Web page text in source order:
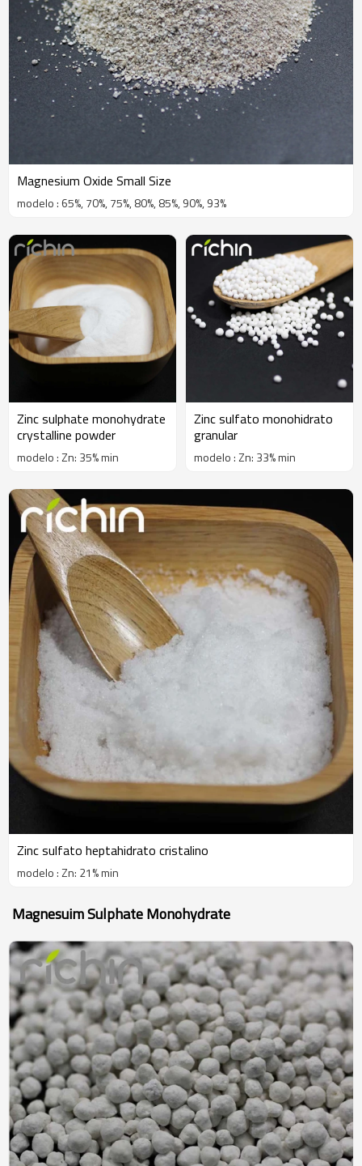
Magnesium Oxide Small Size
modelo : 65%, 70%, 75%, 80%, 85%, 90%, 93%
Zinc sulphate monohydrate
crystalline powder
modelo : Zn: 35% min
Zinc sulfato monohidrato
granular
modelo : Zn: 33% min
Zinc sulfato heptahidrato cristalino
modelo : Zn: 21% min
Magnesuim Sulphate Monohydrate